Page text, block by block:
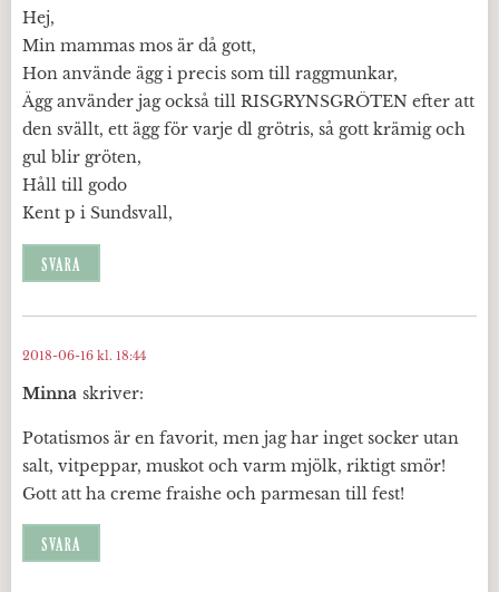
Hej,
Min mammas mos är då gott,
Hon använde ägg i precis som till raggmunkar,
Ägg använder jag också till RISGRYNSGRÖTEN efter att
den svällt, ett ägg för varje dl grötris, så gott krämig och
gul blir gröten,
Håll till godo
Kent p i Sundsvall,
SVARA
Minna skriver:
2018-06-16 kl. 18:44
Potatismos är en favorit, men jag har inget socker utan
salt, vitpeppar, muskot och varm mjölk, riktigt smör!
Gott att ha creme fraishe och parmesan till fest!
SVARA